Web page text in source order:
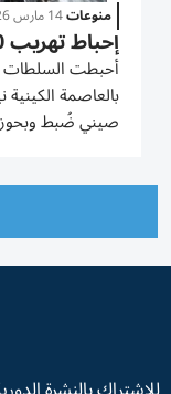
منوعات14 مارس 2026
إحباط تهريب 2000 ملكة نمل في مطار كينيا
أحبطت السلطات
بالعاصمة